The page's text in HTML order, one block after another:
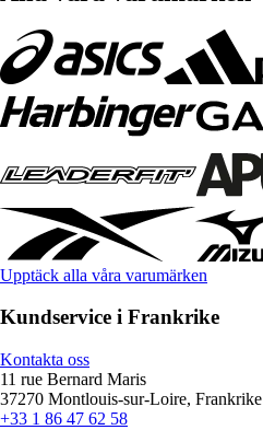
Upptäck alla våra varumärken
Kundservice i Frankrike
Kontakta oss
11 rue Bernard Maris
37270 Montlouis-sur-Loire, Frankrike
+33 1 86 47 62 58